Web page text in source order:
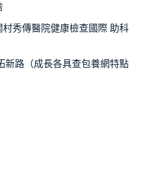
秀傳醫院健康檢查國際 助科
新路（成長各具查包養網特點